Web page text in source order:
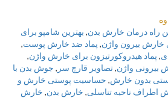
راه درمان خارش بدن, بهترین شامپو برای
خارش بیرون واژن, پماد ضد خارش پوست,
, پماد هیدروکورتیزون برای خارش واژن,
بیرونی واژن,تصاویر قارچ سر , جوش بدن با
بدون خارش, حساسیت پوستی خارش و
اطراف ناحیه تناسلی, خارش بدن, خارش